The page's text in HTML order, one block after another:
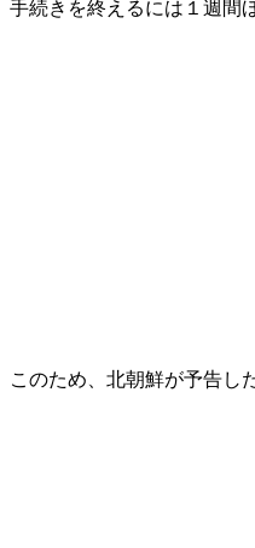
手続きを終えるには１週間
このため、北朝鮮が予告し